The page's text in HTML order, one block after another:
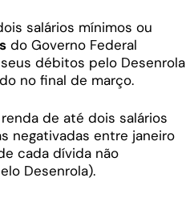
salários mínimos ou
do Governo Federal
débitos pelo Desenrola
no final de março.
de até dois salários
negativadas entre janeiro
cada dívida não
Desenrola).